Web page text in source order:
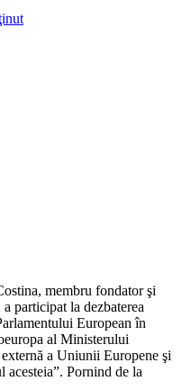
membru fondator şi
participat la dezbaterea
European în
al Ministerului
a Uniunii Europene şi
Pornind de la